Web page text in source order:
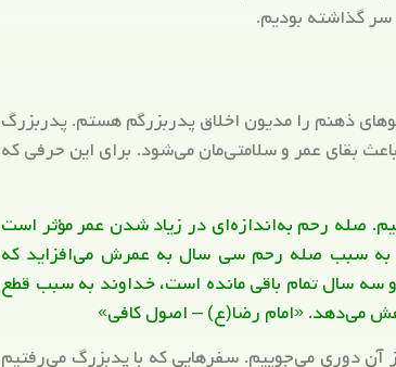
سر گذاشته بودیم.
ذهنم را مدیون اخلاق پدربزرگم هستم. پدربزرگ
بقای عمر و سلامتی‌مان می‌شود. برای این حرفی که
صله رحم به‌اندازه‌ای در زیاد شدن عمر مؤثر است
سبب صله رحم سی سال به عمرش می‌افزاید که
سال تمام باقی مانده است، خداوند به سبب قطع
می‌دهد. «امام رضا(ع) – اصول کافی»
آن دوری می‌جوییم. سفرهایی که با پدبزرگ می‌رفتیم